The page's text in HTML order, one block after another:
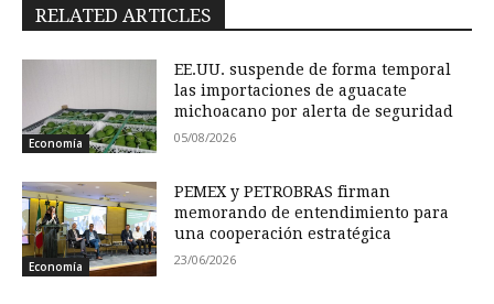
RELATED ARTICLES
Economía
EE.UU. suspende de forma temporal
las importaciones de aguacate
michoacano por alerta de seguridad
05/08/2026
Economía
PEMEX y PETROBRAS firman
memorando de entendimiento para
una cooperación estratégica
23/06/2026